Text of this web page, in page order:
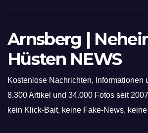
Arnsberg |
Hüsten NEWS
Kostenlose Nachrichten, Informationen
8.300 Artikel und 34.000 Fotos seit
kein Klick-Bait, keine Fake-News,